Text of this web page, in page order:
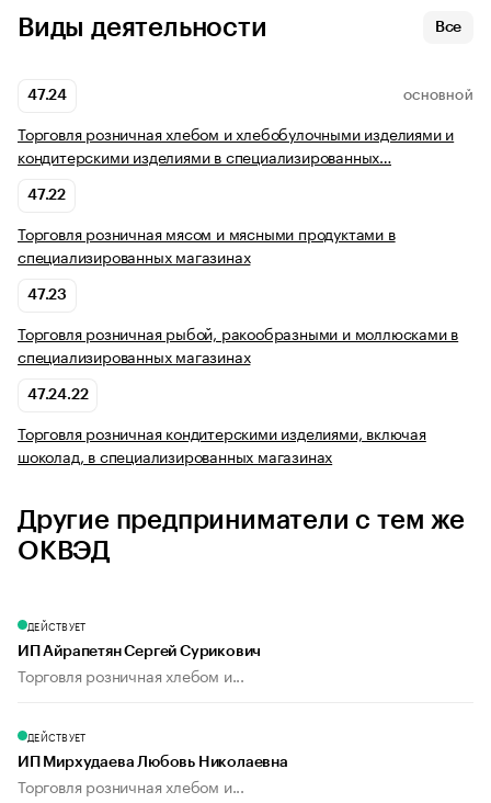
Виды деятельности Все
47.24 ОСНОВНОЙ
Торговля розничная хлебом и хлебобулочными изделиями и
кондитерскими изделиями в специализированных…
47.22
Торговля розничная мясом и мясными продуктами в
специализированных магазинах
47.23
Торговля розничная рыбой, ракообразными и моллюсками в
специализированных магазинах
47.24.22
Торговля розничная кондитерскими изделиями, включая
шоколад, в специализированных магазинах
Другие предприниматели с тем же
ОКВЭД
ДЕЙСТВУЕТ
ИП Айрапетян Сергей Сурикович
Торговля розничная хлебом и...
ДЕЙСТВУЕТ
ИП Мирхудаева Любовь Николаевна
Торговля розничная хлебом и...